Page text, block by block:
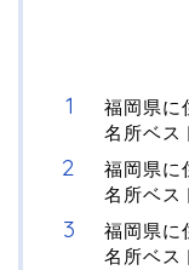
福岡県に
名所ベス
福岡県に
名所ベス
福岡県に
名所ベス